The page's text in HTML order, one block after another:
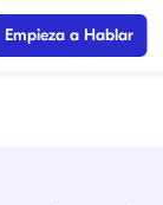
Empieza a Hablar